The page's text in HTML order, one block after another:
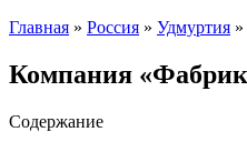
Главная » Россия » Удмуртия »
Компания
Содержание